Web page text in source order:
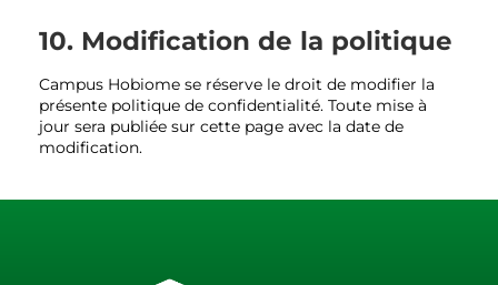
10. Modification de la politique
Campus Hobiome se réserve le droit de modifier la
présente politique de confidentialité. Toute mise à
jour sera publiée sur cette page avec la date de
modification.